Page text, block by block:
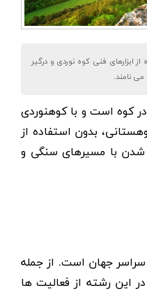
ابزارهای فنی کوه نوردی و درگیر
نامند.
کوه است و با کوهنوردی
بدون استفاده از
شدن با مسیرهای سنگی و
سراسر جهان است. از جمله
این رشته از فعالیت ها